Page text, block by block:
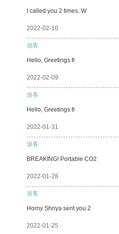
I called you 2 times. W
2022-02-10
游客
Hello, Greetings fr
2022-02-09
游客
Hello, Greetings fr
2022-01-31
游客
BREAKING! Portable CO2
2022-01-28
游客
Horny Shriya sent you 2
2022-01-25